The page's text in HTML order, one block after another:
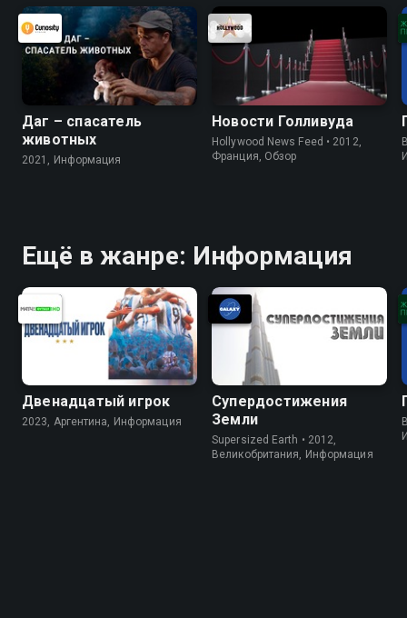
Даг – спасатель
животных
2021, Информация
Новости Голливуда
Hollywood News Feed • 2012,
Франция, Обзор
Ещё в жанре: Информация
Двенадцатый игрок
2023, Аргентина, Информация
Супердостижения
Земли
Supersized Earth • 2012,
Великобритания, Информация